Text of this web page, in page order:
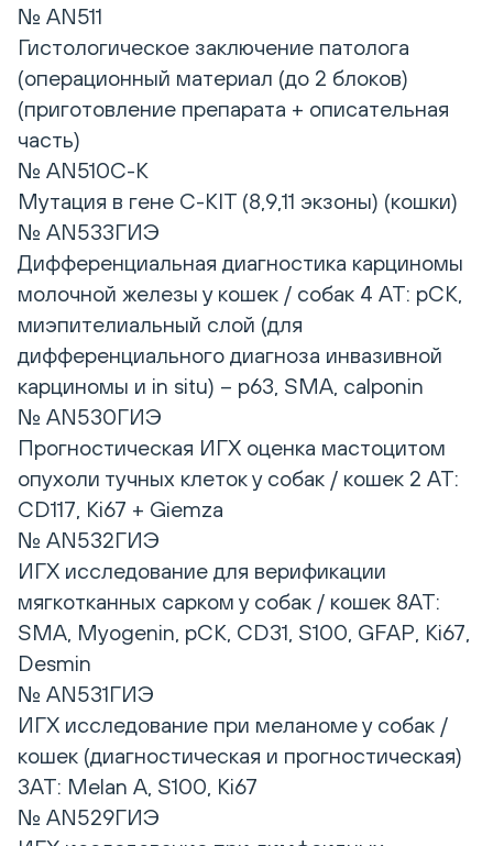
№ AN511
Гистологическое заключение патолога
(операционный материал (до 2 блоков)
(приготовление препарата + описательная
часть)
№ AN510C-K
Мутация в гене C-KIT (8,9,11 экзоны) (кошки)
№ AN533ГИЭ
Дифференциальная диагностика карциномы
молочной железы у кошек / собак 4 АТ: pCK,
миэпителиальный слой (для
дифференциального диагноза инвазивной
карциномы и in situ) – p63, SMA, calponin
№ AN530ГИЭ
Прогностическая ИГХ оценка мастоцитом
опухоли тучных клеток у собак / кошек 2 АТ:
CD117, Ki67 + Giemza
№ AN532ГИЭ
ИГХ исследование для верификации
мягкотканных сарком у собак / кошек 8АТ:
SMA, Myogenin, pCK, CD31, S100, GFAP, Ki67,
Desmin
№ AN531ГИЭ
ИГХ исследование при меланоме у собак /
кошек (диагностическая и прогностическая)
3АТ: Melan A, S100, Ki67
№ AN529ГИЭ